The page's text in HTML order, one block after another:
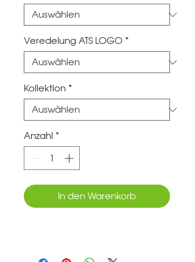
Veredelung ATS LOGO *
Kollektion *
Anzahl *
In den Warenkorb